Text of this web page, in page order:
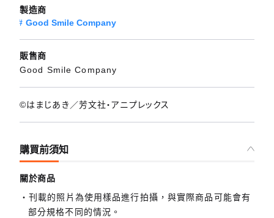
製造商
Good Smile Company
販售商
Good Smile Company
©はまじあき／芳文社・アニプレックス
購買前須知
關於商品
刊載的照片為使用樣品進行拍攝，與實際商品可能會有
部分規格不同的情況。